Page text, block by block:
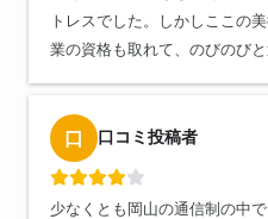
トレスでした。しかしここの
業の資格も取れて、のびのび
口 口コミ投稿者
少なくとも岡山の通信制の中